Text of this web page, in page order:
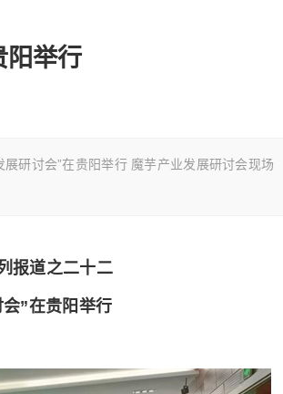
阳举行
研讨会”在贵阳举行 魔芋产业发展研讨会现场
报道之二十二
”在贵阳举行